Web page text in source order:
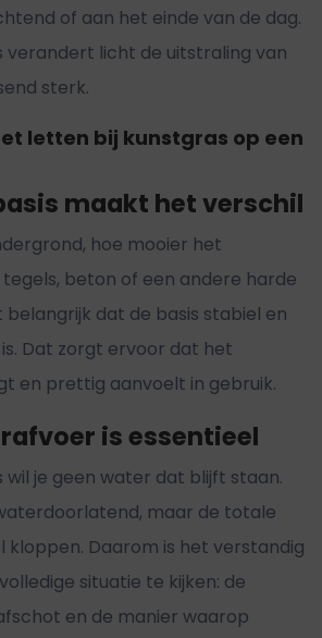
of aan het einde van de dag.
verandert licht de uitstraling van
sterk.
letten bij kunstgras op een
maakt het verschil
hoe mooier het
beton of een andere harde
dat de basis stabiel en
Dat zorgt ervoor dat het
en prettig aanvoelt in gebruik.
is essentieel
je geen water dat blijft staan.
maar de totale
kloppen. Daarom is het verstandig
situatie te kijken: de
en de manier waarop